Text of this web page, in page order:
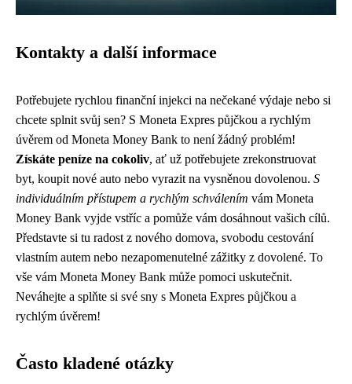
Kontakty a další informace
Potřebujete rychlou finanční injekci na nečekané výdaje nebo si
chcete splnit svůj sen? S Moneta Expres půjčkou a rychlým
úvěrem od Moneta Money Bank to není žádný problém!
Získáte peníze na cokoliv, ať už potřebujete zrekonstruovat
byt, koupit nové auto nebo vyrazit na vysněnou dovolenou. S
individuálním přístupem a rychlým schválením vám Moneta
Money Bank vyjde vstříc a pomůže vám dosáhnout vašich cílů.
Představte si tu radost z nového domova, svobodu cestování
vlastním autem nebo nezapomenutelné zážitky z dovolené. To
vše vám Moneta Money Bank může pomoci uskutečnit.
Neváhejte a splňte si své sny s Moneta Expres půjčkou a
rychlým úvěrem!
Často kladené otázky